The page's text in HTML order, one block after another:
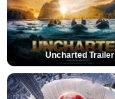
Uncharted Trailer